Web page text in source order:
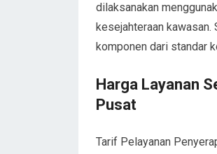
dilaksanakan
kesejahteraan
komponen dari standar
Harga Layanan
Pusat
Tarif Pelayanan